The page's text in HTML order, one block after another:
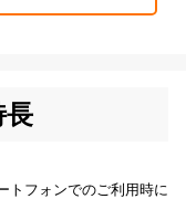
長
トフォンでのご利用時に